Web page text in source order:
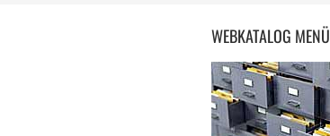
WEBKATALOG MENÜ